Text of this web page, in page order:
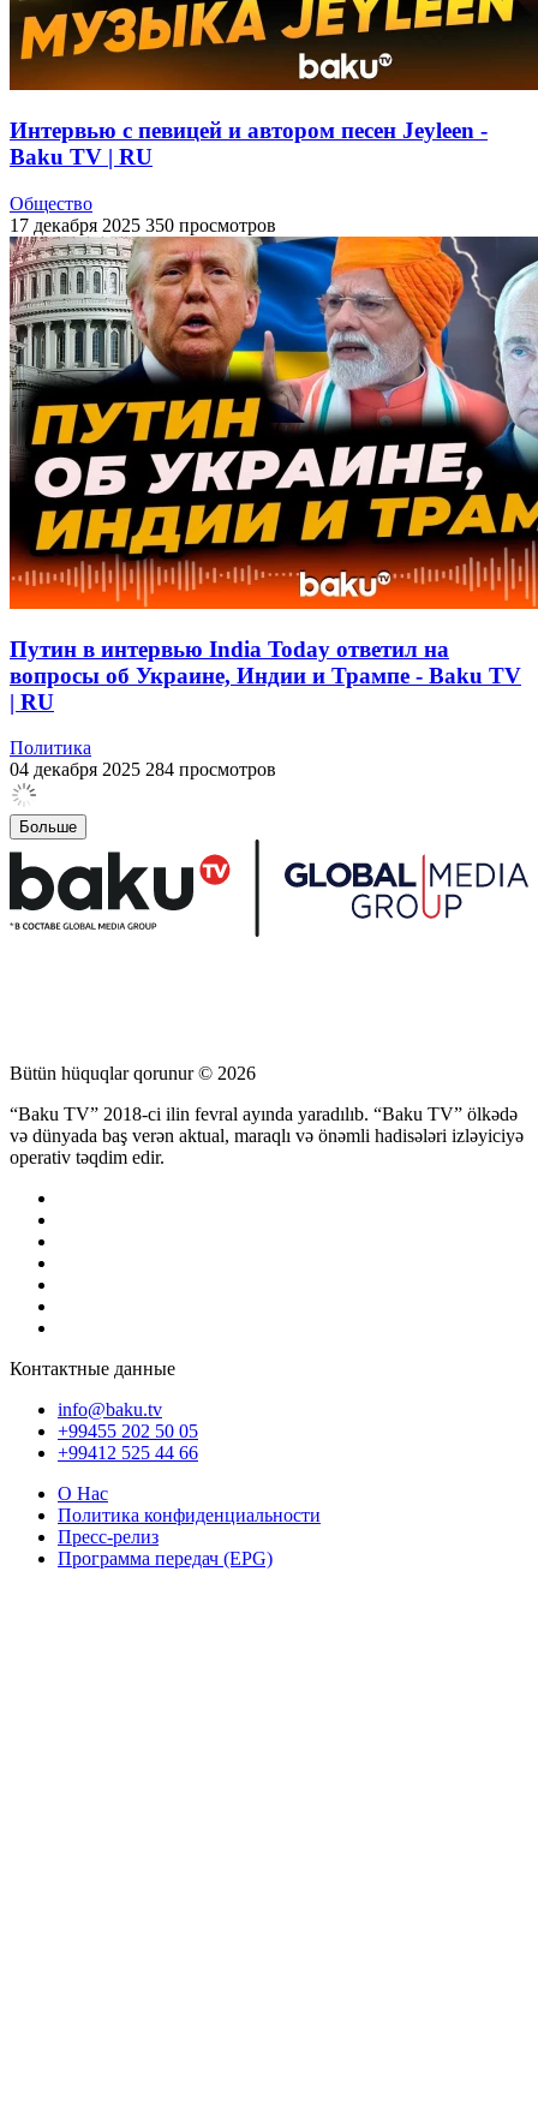
Интервью с певицей и автором песен Jeyleen -
Baku TV | RU
Общество
17 декабря 2025 350 просмотров
Путин в интервью India Today ответил на
вопросы об Украине, Индии и Трампе - Baku TV
| RU
Политика
04 декабря 2025 284 просмотров
Больше
Bütün hüquqlar qorunur © 2026
“Baku TV” 2018-ci ilin fevral ayında yaradılıb. “Baku TV” ölkədə
və dünyada baş verən aktual, maraqlı və önəmli hadisələri izləyiciyə
operativ təqdim edir.
Контактные данные
info@baku.tv
+99455 202 50 05
+99412 525 44 66
О Нас
Политика конфиденциальности
Пресс-релиз
Программа передач (EPG)